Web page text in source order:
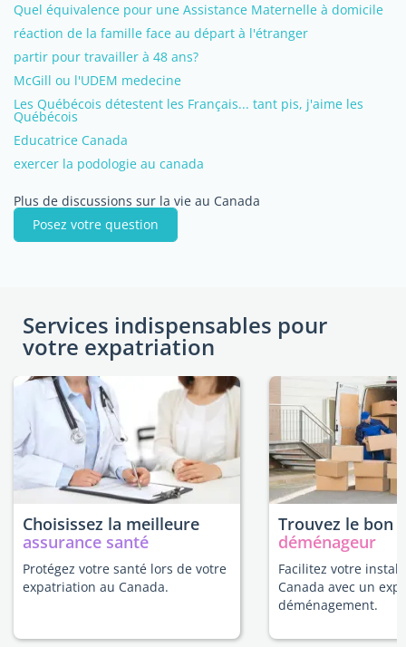
Quel équivalence pour une Assistance Maternelle à domicile
réaction de la famille face au départ à l'étranger
partir pour travailler à 48 ans?
McGill ou l'UDEM medecine
Les Québécois détestent les Français... tant pis, j'aime les
Québécois
Educatrice Canada
exercer la podologie au canada
Plus de discussions sur la vie au Canada
Posez votre question
Services indispensables pour
votre expatriation
Choisissez la meilleure
assurance santé
Protégez votre santé lors de votre
expatriation au Canada.
Trouvez le bon
déménageur
Facilitez votre
Canada avec un
déménagement.